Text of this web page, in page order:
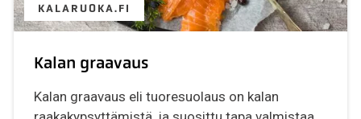
KALARUOKA.FI
Kalan graavaus
Kalan graavaus eli tuoresuolaus on kalan